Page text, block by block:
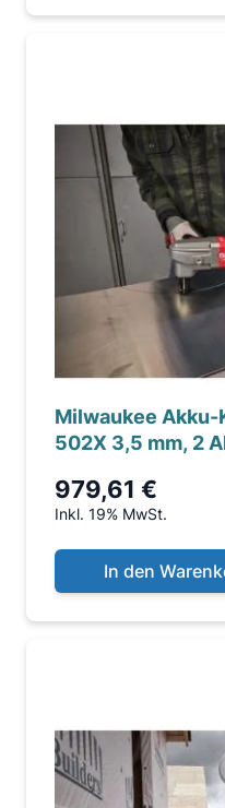
Milwaukee Akku-
502X 3,5 mm, 2
979,61 €
Inkl. 19% MwSt.
In den